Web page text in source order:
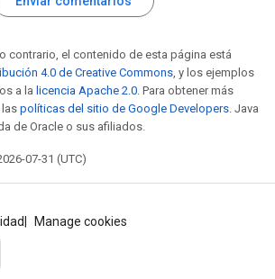
contrario, el contenido de esta página está
4.0 de Creative Commons, y los ejemplos
a la licencia Apache 2.0. Para obtener más
políticas del sitio de Google Developers. Java
de Oracle o sus afiliados.
07-31 (UTC)
Manage cookies